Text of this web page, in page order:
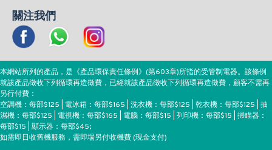
關注我們
本網站所列的產品，是《產品環保責任條例》(第603章)所指的受管制電器。該條例
就該產品徵收下列循環再造徵費，已經就該產品徵收下列循環再造徵費，顧客不需再
另行付費：
空調機：每部$125 | 電冰箱：每部$165 | 洗衣機：每部$125 | 乾衣機：每部$125 | 抽
濕機：每部$125 | 電視機：每部$165 | 電腦：每部$15 | 列印機：每部$15 | 掃瞄器：
每部$15 | 顯示器：每部$45;
如需即日收舊機服務，需即場另付收機費 (現金支付)